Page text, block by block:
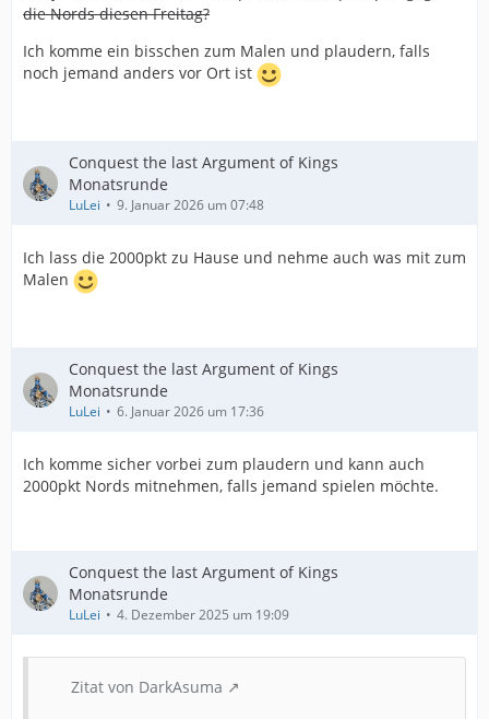
die Nords diesen Freitag?
Ich komme ein bisschen zum Malen und plaudern, falls
noch jemand anders vor Ort ist
Conquest the last Argument of Kings
Monatsrunde
LuLei 9. Januar 2026 um 07:48
Ich lass die 2000pkt zu Hause und nehme auch was mit zum
Malen
Conquest the last Argument of Kings
Monatsrunde
LuLei 6. Januar 2026 um 17:36
Ich komme sicher vorbei zum plaudern und kann auch
2000pkt Nords mitnehmen, falls jemand spielen möchte.
Conquest the last Argument of Kings
Monatsrunde
LuLei 4. Dezember 2025 um 19:09
Zitat von DarkAsuma